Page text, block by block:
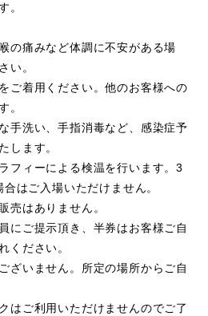
。
の痛みなど体調に不安がある場
い。
ご着用ください。他のお客様への
。
手洗い、手指消毒など、感染症予
します。
フィーによる検温を行います。3
はご入場いただけません。
売はありません。
にご提示頂き、半券はお客様ご自
ください。
ざいません。所定の場所からご自
はご利用いただけませんのでご了